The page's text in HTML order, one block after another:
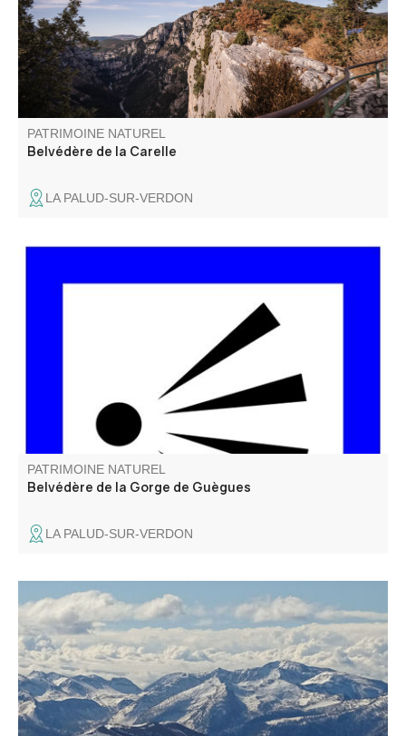
Crête et c'est un incontournable.
PATRIMOINE NATUREL
Belvédère de la Carelle
LA PALUD-SUR-VERDON
Du belvédère de la Gorge de Guègues, on surplombe les
vestiges de la ferme de Guègues, située sur un plateau
herbeux qui est au-dessus des Gorges. La ferme était
occupée par le pastre (berger) et possédait un beau
verger (amandiers, poiriers…).
PATRIMOINE NATUREL
Belvédère de la Gorge de Guègues
LA PALUD-SUR-VERDON
Le site Natura 2000 du Grand Coyer abrite une diversité
exceptionnelle d’habitats naturels (pelouses alpines,
forêts anciennes, éboulis, zones humides) et d’espèces
animales et végétales (chauves-souris, Vipère d’Orsini,
papillons, Ancolie de Reuter).